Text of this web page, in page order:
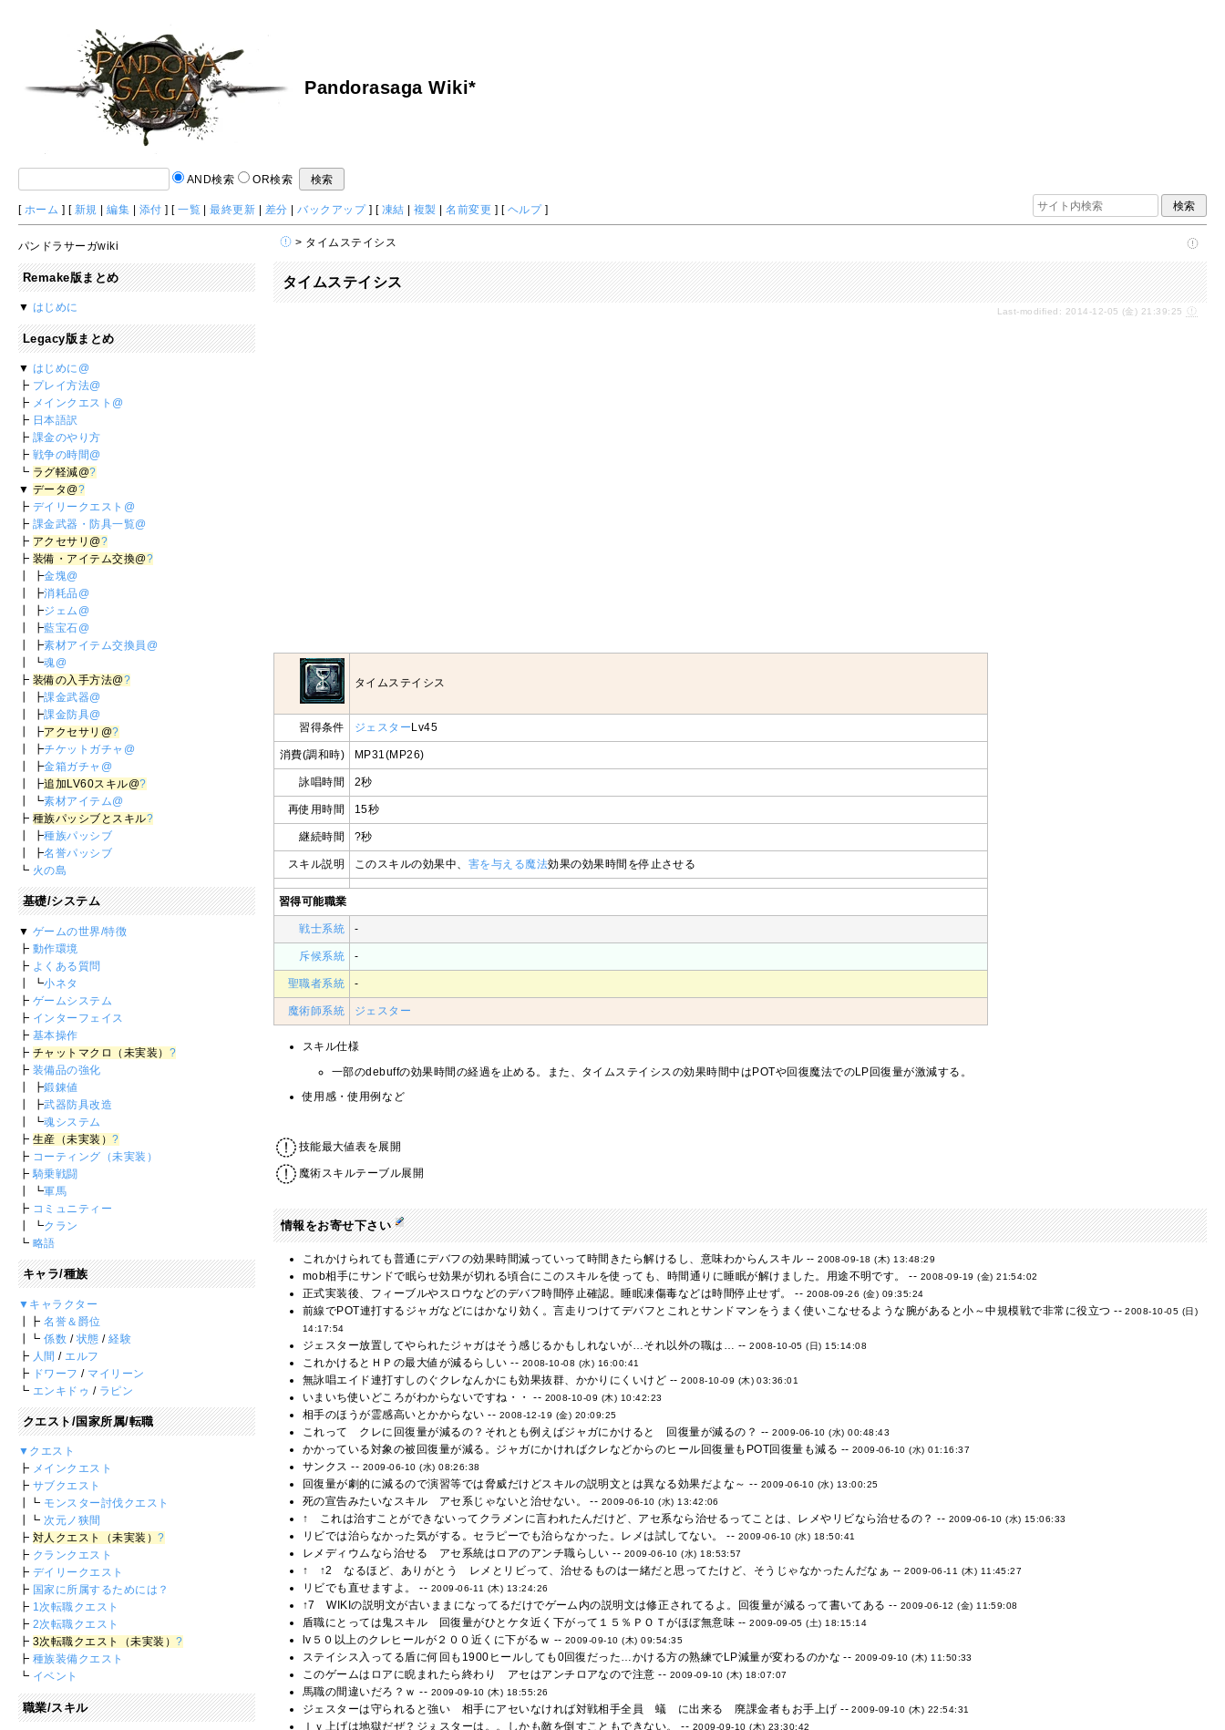
Pandorasaga Wiki*
AND検索 OR検索
[ ホーム ] [ 新規 |編集 添付 ] [一覧 |最終更新 差分 |バックアップ] [ 凍結 複製 |名前変更 ] [ ヘルプ]
> タイムステイシス
タイムステイシス
Last-modified: 2014-12-05 (金) 21:39:25
タイムステイシス
習得条件 ジェスター Lv45
消費(調和時) MP31(MP26)
詠唱時間 2秒
再使用時間 15秒
継続時間 ?秒
スキル説明 このスキルの効果中、 害を与える魔法効果の効果時間を停止させる
習得可能職業
戦士系統 -
斥候系統 -
聖職者系統 -
魔術師系統 ジェスター
スキル仕様
一部のdebuffの効果時間の経過を止める。また、タイムステイシスの効果時間中はPOTや回復魔法でのLP回復量が激減する。
使用感・使用例など
技能最大値表を展開
魔術スキルテーブル展開
情報をお寄せ下さい
これかけられても普通にデバフの効果時間減っていって時間きたら解けるし、意味わからんスキル --2008-09-18 (木) 13:48:29
mob相手にサンドで眠らせ効果が切れる頃合にこのスキルを使っても、時間通りに睡眠が解けました。用途不明です。 -- 2008-09-19 (金) 21:54:02
正式実装後、フィーブルやスロウなどのデバフ時間停止確認。睡眠凍傷毒などは時間停止せず。 -- 2008-09-26 (金) 09:35:24
前線でPOT連打するジャガなどにはかなり効く。言走りつけてデバフとこれとサンドマンをうまく使いこなせるような腕があると小～中規模戦で非常に役立つ --2008-10-05 (日)
14:17:54
ジェスター放置してやられたジャガはそう感じるかもしれないが…それ以外の職は… --2008-10-05 (日) 15:14:08
これかけるとＨＰの最大値が減るらしい -- 2008-10-08 (水) 16:00:41
無詠唱エイド連打すしのぐクレなんかにも効果抜群、かかりにくいけど --2008-10-09 (木) 03:36:01
いまいち使いどころがわからないですね・・ -- 2008-10-09 (木) 10:42:23
相手のほうが霊感高いとかからない -- 2008-12-19 (金) 20:09:25
これって クレに回復量が減るの？それとも例えばジャガにかけると 回復量が減るの？ --2009-06-10 (水) 00:48:43
かかっている対象の被回復量が減る。ジャガにかければクレなどからのヒール回復量もPOT回復量も減る -- 2009-06-10 (水) 01:16:37
サンクス -- 2009-06-10 (水) 08:26:38
回復量が劇的に減るので演習等では脅威だけどスキルの説明文とは異なる効果だよな～ -- 2009-06-10 (水) 13:00:25
死の宣告みたいなスキル アセ系じゃないと治せない。 -- 2009-06-10 (水) 13:42:06
↑ これは治すことができないってクラメンに言われたんだけど、アセ系なら治せるってことは、レメやリビなら治せるの？ -- 2009-06-10 (水) 15:06:33
リビでは治らなかった気がする。セラピーでも治らなかった。レメは試してない。 -- 2009-06-10 (水) 18:50:41
レメディウムなら治せる アセ系統はロアのアンチ職らしい -- 2009-06-10 (水) 18:53:57
↑ ↑2 なるほど、ありがとう レメとリビって、治せるものは一緒だと思ってたけど、そうじゃなかったんだなぁ --2009-06-11 (木) 11:45:27
リビでも直せますよ。 -- 2009-06-11 (木) 13:24:26
↑7 WIKIの説明文が古いままになってるだけでゲーム内の説明文は修正されてるよ。回復量が減るって書いてある -- 2009-06-12 (金) 11:59:08
盾職にとっては鬼スキル 回復量がひとケタ近く下がって１５％ＰＯＴがほぼ無意味 --2009-09-05 (土) 18:15:14
lv５０以上のクレヒールが２００近くに下がるｗ -- 2009-09-10 (木) 09:54:35
ステイシス入ってる盾に何回も1900ヒールしても0回復だった…かける方の熟練でLP減量が変わるのかな -- 2009-09-10 (木) 11:50:33
このゲームはロアに睨まれたら終わり アセはアンチロアなので注意 -- 2009-09-10 (木) 18:07:07
馬職の間違いだろ？ｗ -- 2009-09-10 (木) 18:55:26
ジェスターは守られると強い 相手にアセいなければ対戦相手全員 蟻 に出来る 廃課金者もお手上げ --2009-09-10 (木) 22:54:31
ｌｖ上げは地獄だぜ？ジぇスターは。。しかも敵を倒すこともできない。 -- 2009-09-10 (木) 23:30:42
パンドラサーガwiki
Remake版まとめ
▼ はじめに
Legacy版まとめ
▼ はじめに@
┣ プレイ方法@
┣ メインクエスト@
┣ 日本語訳
┣ 課金のやり方
┣ 戦争の時間@
┗ ラグ軽減@?
▼ データ@?
┣ デイリークエスト@
┣ 課金武器・防具一覧@
┣ アクセサリ@?
┣ 装備・アイテム交換@?
┃ ┣金塊@
┃ ┣消耗品@
┃ ┣ジェム@
┃ ┣藍宝石@
┃ ┣素材アイテム交換員@
┃ ┗魂@
┣ 装備の入手方法@?
┃ ┣課金武器@
┃ ┣課金防具@
┃ ┣アクセサリ@?
┃ ┣チケットガチャ@
┃ ┣金箱ガチャ@
┃ ┣追加LV60スキル@?
┃ ┗素材アイテム@
┣ 種族パッシブとスキル?
┃ ┣種族パッシブ
┃ ┣名誉パッシブ
┗ 火の島
基礎/システム
▼ ゲームの世界/特徴
┣ 動作環境
┣ よくある質問
┃ ┗小ネタ
┣ ゲームシステム
┣ インターフェイス
┣ 基本操作
┣ チャットマクロ（未実装） ?
┣ 装備品の強化
┃ ┣鍛錬値
┃ ┣武器防具改造
┃ ┗魂システム
┣ 生産（未実装）?
┣ コーティング（未実装）
┣ 騎乗戦闘
┃ ┗軍馬
┣ コミュニティー
┃ ┗クラン
┗ 略語
キャラ/種族
▼キャラクター
┃┣名誉＆爵位
┃┗係数 / 状態 /経験
┣ 人間 / エルフ
┣ ドワーフ / マイリーン
┗ エンキドゥ / ラピン
クエスト/国家所属/転職
▼クエスト
┣ メインクエスト
┣ サブクエスト
┃┗ モンスター討伐クエスト
┃┗ 次元ノ狭間
┣ 対人クエスト（未実装）?
┣ クランクエスト
┣ デイリークエスト
┣ 国家に所属するためには？
┣ 1次転職クエスト
┣ 2次転職クエスト
┣ 3次転職クエスト（未実装）?
┣ 種族装備クエスト
┗ イベント
職業/スキル